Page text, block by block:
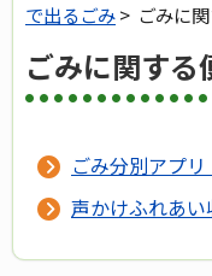
で出るごみ> ごみに
ごみに関する
ごみ分別アプリ
声かけふれあ